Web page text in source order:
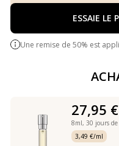
ESSAIE LE
Une remise de 50% est
27,95 €
8ml, 30 jours de
3,49 €/ml